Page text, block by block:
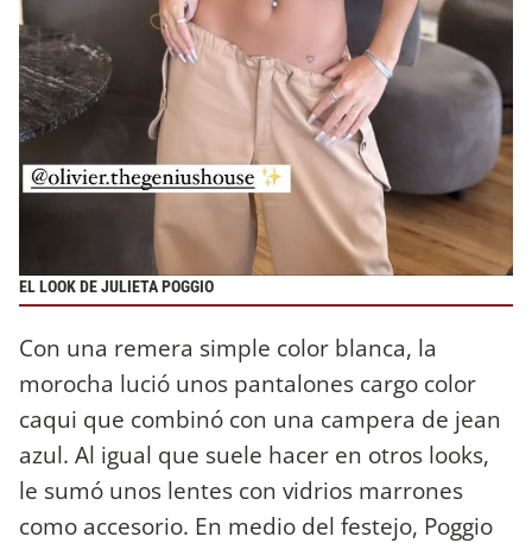
EL LOOK DE JULIETA POGGIO
Con una remera simple color blanca, la
morocha lució unos pantalones cargo color
caqui que combinó con una campera de jean
azul. Al igual que suele hacer en otros looks,
le sumó unos lentes con vidrios marrones
como accesorio. En medio del festejo, Poggio